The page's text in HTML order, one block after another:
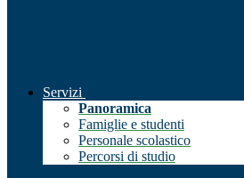
Servizi
Panoramica
Famiglie e studenti
Personale scolastico
Percorsi di studio